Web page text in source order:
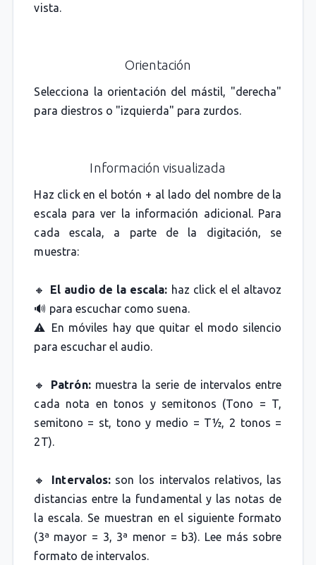
vista.
Orientación
Selecciona la orientación del mástil, "derecha"
para diestros o "izquierda" para zurdos.
Información visualizada
Haz click en el botón + al lado del nombre de la
escala para ver la información adicional. Para
cada escala, a parte de la digitación, se
muestra:
🔸 El audio de la escala: haz click el el altavoz
🔊 para escuchar como suena.
⚠️ En móviles hay que quitar el modo silencio
para escuchar el audio.
🔸 Patrón:muestra la serie de intervalos entre
cada nota en tonos y semitonos (Tono = T,
semitono = st, tono y medio = T½, 2 tonos =
2T).
🔸 Intervalos:son los intervalos relativos, las
distancias entre la fundamental y las notas de
la escala. Se muestran en el siguiente formato
(3ª mayor = 3, 3ª menor = b3). Lee más sobre
formato de intervalos.